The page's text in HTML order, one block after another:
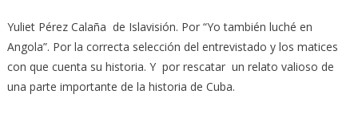
Yuliet Pérez Calaña de Islavisión. Por “Yo también luché en
Angola”. Por la correcta selección del entrevistado y los matices
con que cuenta su historia. Y por rescatar un relato valioso de
una parte importante de la historia de Cuba.